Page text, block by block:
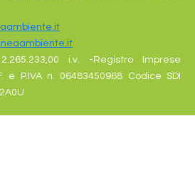
2.265.233,00 i.v. -Registro Imprese
e P.IVA n. 06483450968 Codice SDI